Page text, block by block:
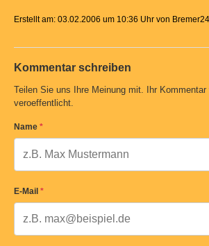
Erstellt am: 03.02.2006 um 10:36 Uhr von Bremer24
Kommentar schreiben
Teilen Sie uns Ihre Meinung mit. Ihr
veroeffentlicht.
Name *
E-Mail *